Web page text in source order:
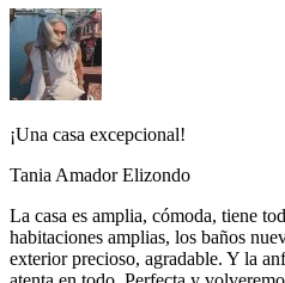
¡Una casa excepcional!
Tania Amador Elizondo
La casa es amplia, cómoda, tiene
habitaciones amplias, los baños
exterior precioso, agradable. Y la